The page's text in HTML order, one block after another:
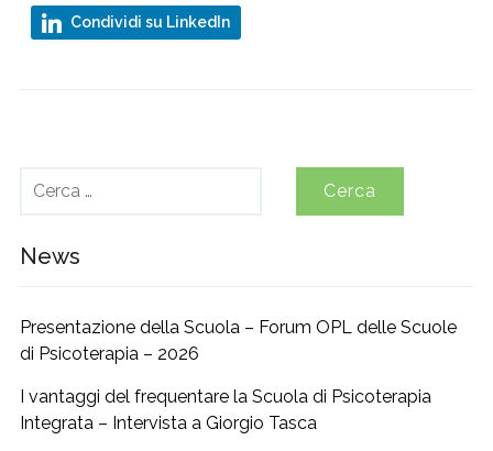
Condividi su LinkedIn
News
Presentazione della Scuola – Forum OPL delle Scuole
di Psicoterapia – 2026
I vantaggi del frequentare la Scuola di Psicoterapia
Integrata – Intervista a Giorgio Tasca